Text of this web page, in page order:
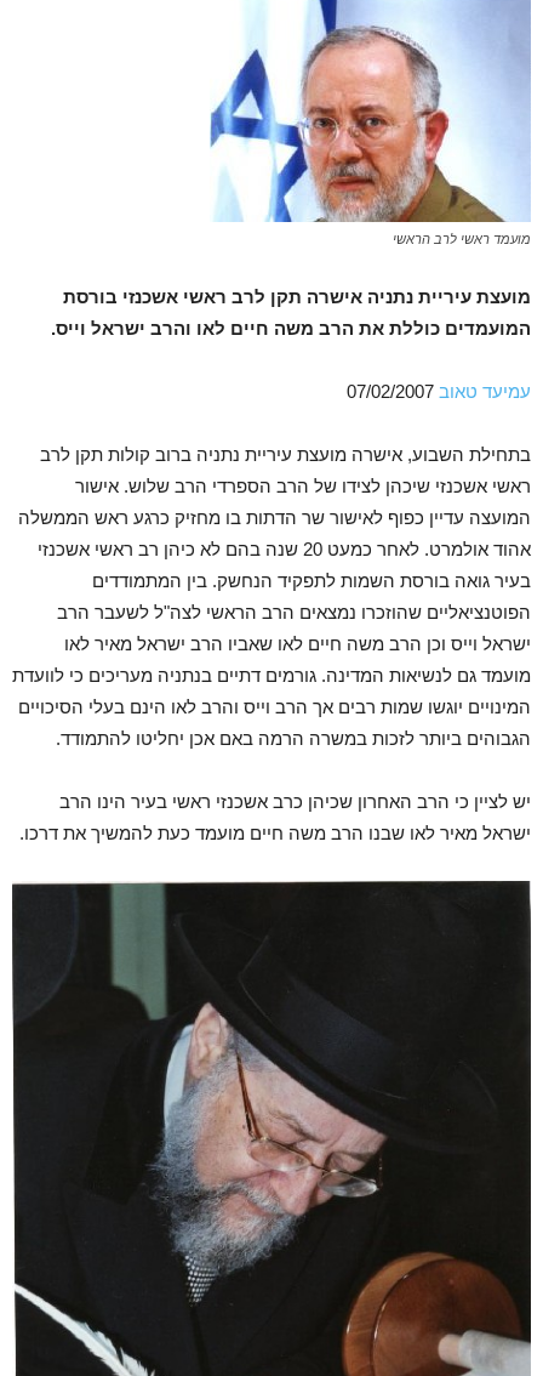
מועמד ראשי לרב הראשי
מועצת עיריית נתניה אישרה תקן לרב ראשי אשכנזי בורסת
המועמדים כוללת את הרב משה חיים לאו והרב ישראל וייס.
עמיעד טאוב
בתחילת השבוע, אישרה מועצת עיריית נתניה ברוב קולות תקן לרב
ראשי אשכנזי שיכהן לצידו של הרב הספרדי הרב שלוש. אישור
המועצה עדיין כפוף לאישור שר הדתות בו מחזיק כרגע ראש הממשלה
אהוד אולמרט. לאחר כמעט 20 שנה בהם לא כיהן רב ראשי אשכנזי
בעיר גואה בורסת השמות לתפקיד הנחשק. בין המתמודדים
הפוטנציאליים שהוזכרו נמצאים הרב הראשי לצה"ל לשעבר הרב
ישראל וייס וכן הרב משה חיים לאו שאביו הרב ישראל מאיר לאו
מועמד גם לנשיאות המדינה. גורמים דתיים בנתניה מעריכים כי לוועדת
המינויים יוגשו שמות רבים אך הרב וייס והרב לאו הינם בעלי הסיכויים
הגבוהים ביותר לזכות במשרה הרמה באם אכן יחליטו להתמודד.
יש לציין כי הרב האחרון שכיהן כרב אשכנזי ראשי בעיר הינו הרב
ישראל מאיר לאו שבנו הרב משה חיים מועמד כעת להמשיך את דרכו.